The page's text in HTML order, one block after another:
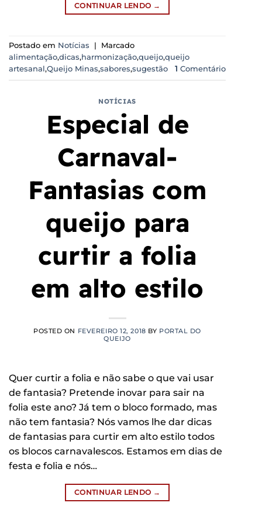
CONTINUAR LENDO →
Postado em Notícias |
Marcado
alimentação,dicas,harmonização,queijo,queijo
artesanal,Queijo Minas,sabores,sugestão 1 Comentário
NOTÍCIAS
Especial de
Carnaval-
Fantasias com
queijo para
curtir a folia
em alto estilo
POSTED ON FEVEREIRO 12, 2018 BY PORTAL DO
QUEIJO
Quer curtir a folia e não sabe o que vai usar
de fantasia? Pretende inovar para sair na
folia este ano? Já tem o bloco formado, mas
não tem fantasia? Nós vamos lhe dar dicas
de fantasias para curtir em alto estilo todos
os blocos carnavalescos. Estamos em dias de
festa e folia e nós…
CONTINUAR LENDO →